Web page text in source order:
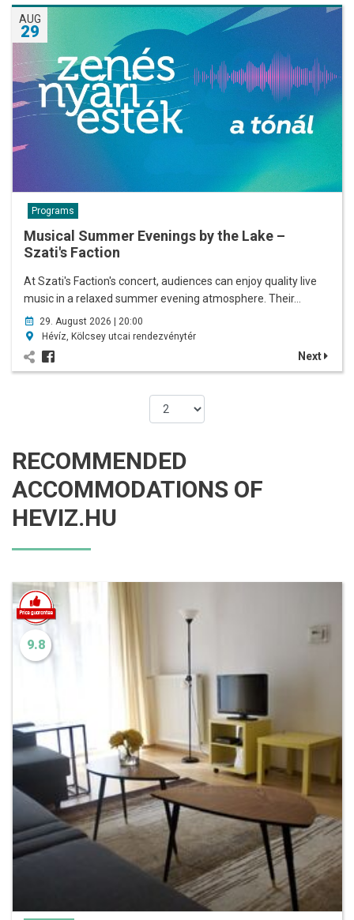
AUG
29
Programs
Musical Summer Evenings by the Lake –
Szati's Faction
At Szati's Faction's concert, audiences can enjoy quality live
music in a relaxed summer evening atmosphere. Their…
29. August 2026 | 20:00
Hévíz, Kölcsey utcai rendezvénytér
Next
RECOMMENDED
ACCOMMODATIONS OF
HEVIZ.HU
9.8